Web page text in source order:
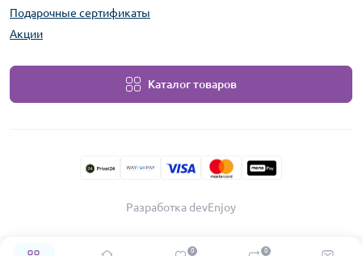
0 0
Подарочные сертификаты
Акции
Каталог товаров
Разработка devEnjoy